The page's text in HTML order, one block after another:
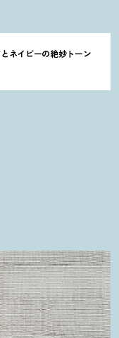
ネイビーの絶妙トーン